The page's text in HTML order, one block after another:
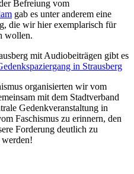
Befreiung vom
gab es unter anderem eine
die wir hier exemplarisch für
wollen.
mit Audiobeiträgen gibt es
in Strausberg
organisierten wir vom
mit dem Stadtverband
Gedenkveranstaltung in
Faschismus zu erinnern, den
Forderung deutlich zu
werden!